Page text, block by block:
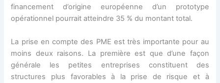
financement d’origine européenne d’un prototype
opérationnel pourrait atteindre 35 % du montant total.
La prise en compte des PME est très importante pour au
moins deux raisons. La première est que d’une façon
générale les petites entreprises constituent des
structures plus favorables à la prise de risque et à